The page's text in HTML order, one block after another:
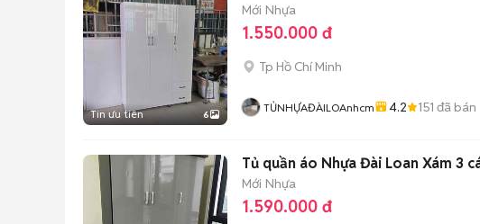
Tin ưu tiên 6
Mới Nhựa
1.550.000 đ
Tp Hồ Chí Minh
TỦNHỰAĐÀILOAnhcm 4.2 151 đã bán
Tủ quần áo Nhựa Đài Loan Xám 3
Mới Nhựa
1.590.000 đ